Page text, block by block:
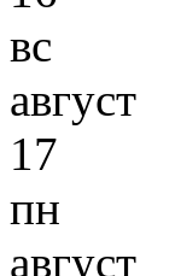
вс
август
17
пн
август